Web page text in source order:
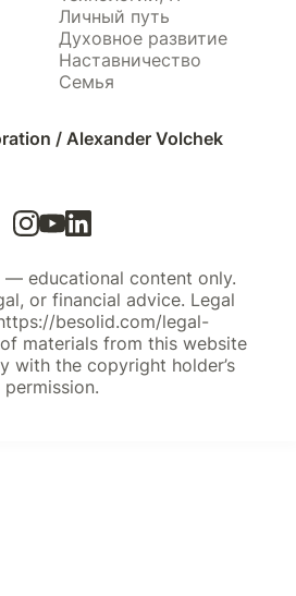
/ Alexander Volchek
Личный путь
Духовное развитие
Наставничество
Семья
educational content only.
or financial advice. Legal
besolid.com/legal-
materials from this website
with the copyright holder’s
permission.